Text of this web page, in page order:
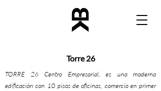
TORRE 26 Centro Empresarial, es una moderna
edificación con 10 pisos de oficinas, comercio en primer
Torre 26